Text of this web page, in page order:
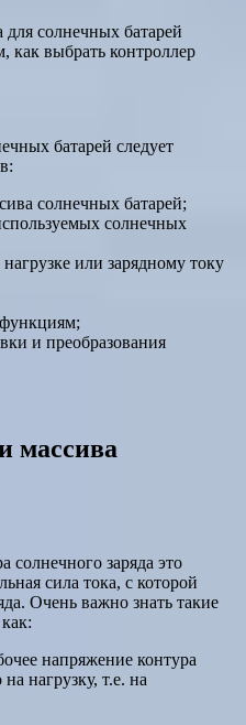
солнечных батарей
как выбрать контроллер
батарей следует
солнечных батарей;
солнечных
или зарядному току
и преобразования
массива
солнечного заряда это
сила тока, с которой
Очень важно знать такие
напряжение контура
нагрузку, т.е. на